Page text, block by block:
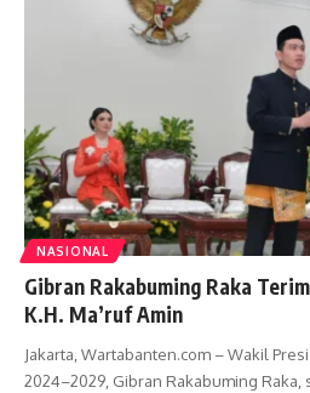
NASIONAL
Gibran Rakabuming Raka
K.H. Ma’ruf Amin
Jakarta, Wartabanten.com – Wakil
2024–2029, Gibran Rakabuming Raka,